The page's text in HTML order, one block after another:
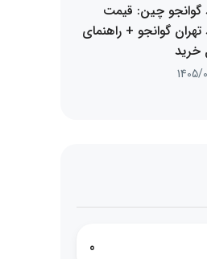
گوانجو چین: قیمت
تهران گوانجو + راهنمای
خرید
1405/
0